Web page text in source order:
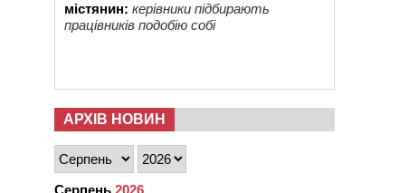
містянин: керівники підбирають
працівників подобію собі
АРХІВ НОВИН
Серпень 2026